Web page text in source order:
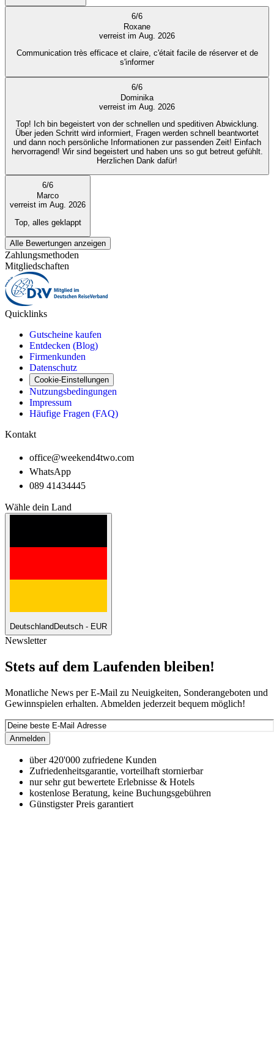
6/6
Roxane
verreist im Aug. 2026
Communication très efficace et claire, c'était facile de réserver et de
s'informer
6/6
Dominika
verreist im Aug. 2026
Top! Ich bin begeistert von der schnellen und speditiven Abwicklung.
Über jeden Schritt wird informiert, Fragen werden schnell beantwortet
und dann noch persönliche Informationen zur passenden Zeit! Einfach
hervorragend! Wir sind begeistert und haben uns so gut betreut gefühlt.
Herzlichen Dank dafür!
6/6
Marco
verreist im Aug. 2026
Top, alles geklappt
Alle Bewertungen anzeigen
Zahlungsmethoden
Mitgliedschaften
Quicklinks
Gutscheine kaufen
Entdecken (Blog)
Firmenkunden
Datenschutz
Cookie-Einstellungen
Nutzungsbedingungen
Impressum
Häufige Fragen (FAQ)
Kontakt
office@weekend4two.com
WhatsApp
089 41434445
Wähle dein Land
Deutschland Deutsch - EUR
Newsletter
Stets auf dem Laufenden bleiben!
Monatliche News per E-Mail zu Neuigkeiten, Sonderangeboten und
Gewinnspielen erhalten. Abmelden jederzeit bequem möglich!
Anmelden
über 420'000 zufriedene Kunden
Zufriedenheitsgarantie, vorteilhaft stornierbar
nur sehr gut bewertete Erlebnisse & Hotels
kostenlose Beratung, keine Buchungsgebühren
Günstigster Preis garantiert